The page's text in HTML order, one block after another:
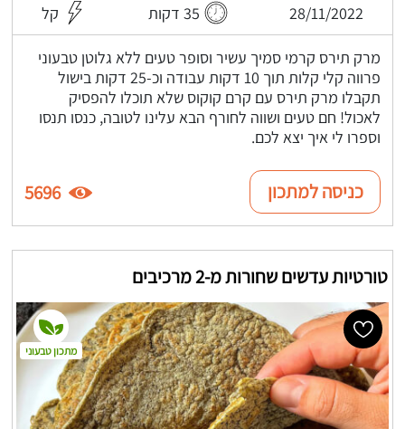
28/11/2022 35 דקות קל
מרק תירס קרמי סמיך עשיר וסופר טעים ללא גלוטן טבעוני
פרווה קלי קלות תוך 10 דקות עבודה וכ-25 דקות בישול
תקבלו מרק תירס עם קרם קוקוס שלא תוכלו להפסיק
לאכול! חם טעים ושווה לחורף הבא עלינו לטובה, כנסו תנסו
וספרו לי איך יצא לכם.
כניסה למתכון 5696
טורטיות עדשים שחורות מ-2 מרכיבים
מתכון טבעוני